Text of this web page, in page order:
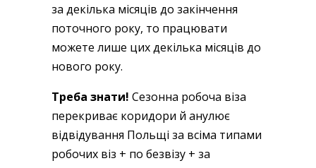
за декілька місяців до закінчення
поточного року, то працювати
можете лише цих декілька місяців до
нового року.
Треба знати! Сезонна робоча віза
перекриває коридори й анулює
відвідування Польщі за всіма типами
робочих віз + по безвізу + за